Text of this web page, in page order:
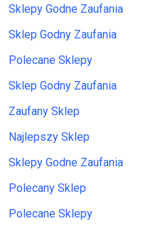
Sklepy Godne Zaufania
Sklep Godny Zaufania
Polecane Sklepy
Sklep Godny Zaufania
Zaufany Sklep
Najlepszy Sklep
Sklepy Godne Zaufania
Polecany Sklep
Polecane Sklepy